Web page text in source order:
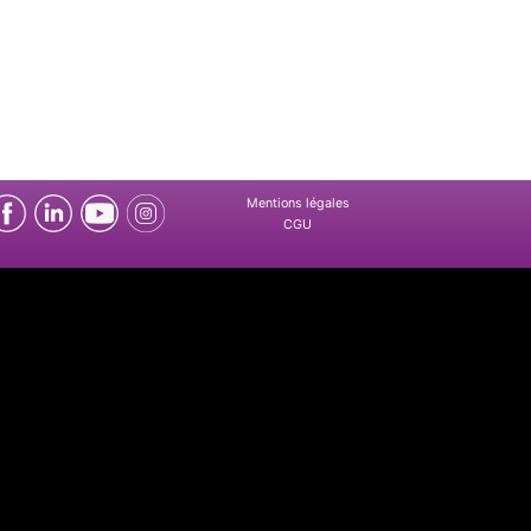
Mentions légales
CGU